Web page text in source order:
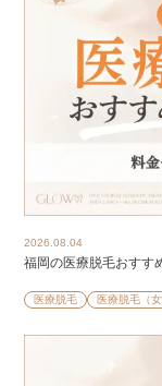
2026.08.04
福岡の医療脱毛おすす
医療脱毛 医療脱毛（女